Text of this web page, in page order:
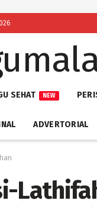
SEHAT NEW
ADVERTORIAL